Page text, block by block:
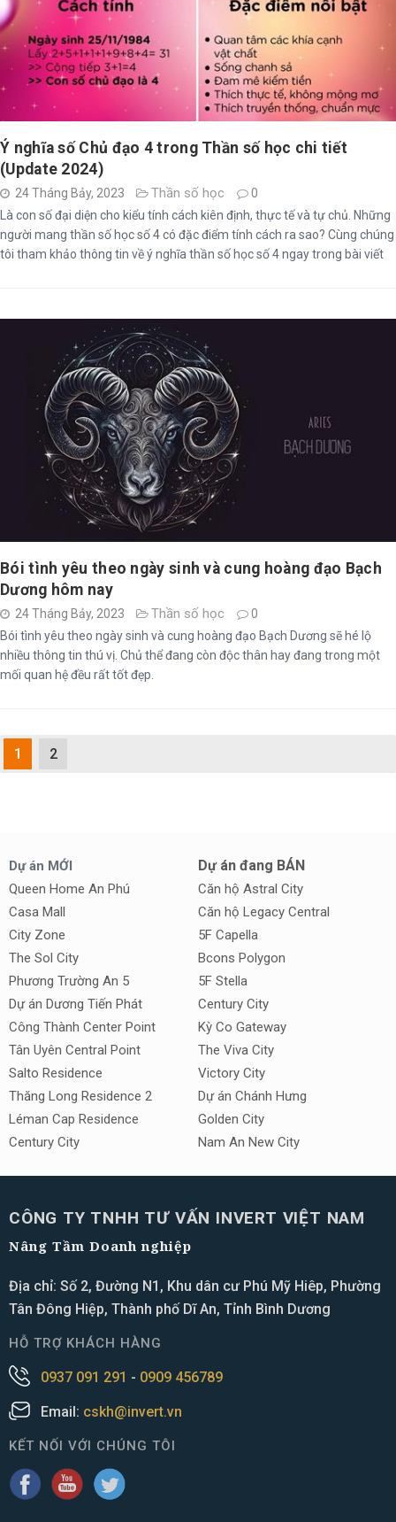
Ý nghĩa số Chủ đạo 4 trong Thần số học chi tiết
(Update 2024)
24 Tháng Bảy, 2023 Thần số học
0
Là con số đại diện cho kiểu tính cách kiên định, thực tế và tự chủ. Những
người mang thần số học số 4 có đặc điểm tính cách ra sao? Cùng chúng
tôi tham khảo thông tin về ý nghĩa thần số học số 4 ngay trong bài viết
Bói tình yêu theo ngày sinh và cung hoàng đạo Bạch
Dương hôm nay
24 Tháng Bảy, 2023 Thần số học
0
Bói tình yêu theo ngày sinh và cung hoàng đạo Bạch Dương sẽ hé lộ
nhiều thông tin thú vị. Chủ thể đang còn độc thân hay đang trong một
mối quan hệ đều rất tốt đẹp.
1 2
Dự án MỚI
Queen Home An Phú
Casa Mall
City Zone
The Sol City
Phương Trường An 5
Dự án Dương Tiến Phát
Công Thành Center Point
Tân Uyên Central Point
Salto Residence
Thăng Long Residence 2
Léman Cap Residence
Century City
Dự án đang BÁN
Căn hộ Astral City
Căn hộ Legacy Central
5F Capella
Bcons Polygon
5F Stella
Century City
Kỳ Co Gateway
The Viva City
Victory City
Dự án Chánh Hưng
Golden City
Nam An New City
CÔNG TY TNHH TƯ VẤN INVERT VIỆT NAM
Nâng Tầm Doanh nghiệp
Địa chỉ: Số 2, Đường N1, Khu dân cư Phú Mỹ Hiêp, Phường
Tân Đông Hiệp, Thành phố Dĩ An, Tỉnh Bình Dương
HỖ TRỢ KHÁCH HÀNG
0937 091 291 - 0909 456789
Email: cskh@invert.vn
KẾT NỐI VỚI CHÚNG TÔI